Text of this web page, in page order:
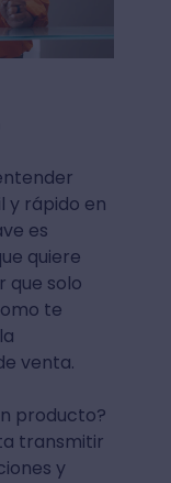
y rápido en
es
quiere
que solo
te
venta.
producto?
transmitir
y